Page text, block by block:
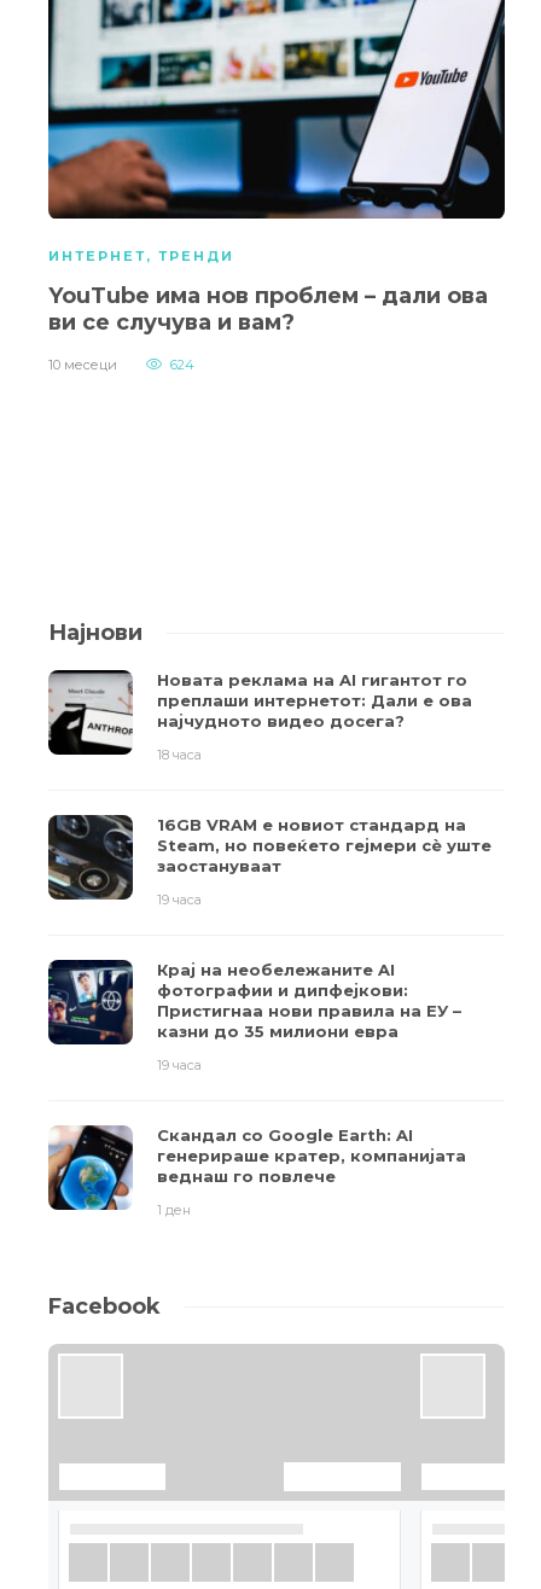
ИНТЕРНЕТ, ТРЕНДИ
YouTube има нов проблем – дали ова
ви се случува и вам?
10 месеци 624
Најнови
Новата реклама на AI гигантот го
преплаши интернетот: Дали е ова
најчудното видео досега?
18 часа
16GB VRAM е новиот стандард на
Steam, но повеќето гејмери ​​сè уште
заостануваат
19 часа
Крај на необележаните AI
фотографии и дипфејкови:
Пристигнаа нови правила на ЕУ –
казни до 35 милиони евра
19 часа
Скандал со Google Earth: AI
генерираше кратер, компанијата
веднаш го повлече
1 ден
Facebook